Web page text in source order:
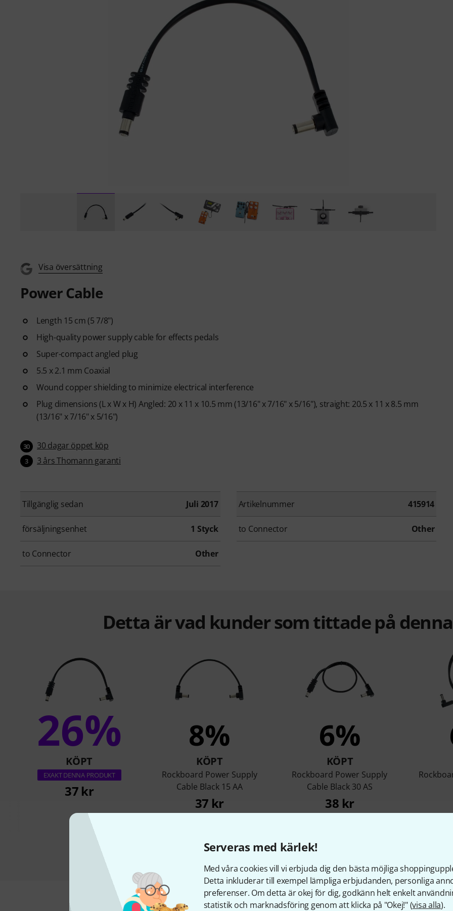
Serveras med kärlek!
Med våra cookies vill vi erbjuda dig den bästa möjliga
Detta inkluderar till exempel lämpliga erbjudanden, personliga
preferenser. Om detta är okej för dig, godkänn helt enkelt
statistik och marknadsföring genom att klicka på "Okej!" (visa alla).
Visa översättning
Power Cable
Length 15 cm (5 7/8")
High-quality power supply cable for effects pedals
Super-compact angled plug
5.5 x 2.1 mm Coaxial
Wound copper shielding to minimize electrical interference
Plug dimensions (L x W x H) Angled: 20 x 11 x 10.5 mm (13/16" x 7/16" x 5/16"), straight: 20.5 x 11 x 8.5 mm
(13/16" x 7/16" x 5/16")
30 30 dagar öppet köp
3 3 års Thomann garanti
Tillgänglig sedan Juli 2017 Artikelnummer 415914
försäljningsenhet 1 Styck to Connector Other
to Connector Other
Detta är vad kunder som tittade på
26%
KÖPT
EXAKT DENNA PRODUKT
37 kr
8%
KÖPT
Rockboard Power Supply
Cable Black 15 AA
37 kr
6%
KÖPT
Rockboard Power Supply
Cable Black 30 AS
38 kr